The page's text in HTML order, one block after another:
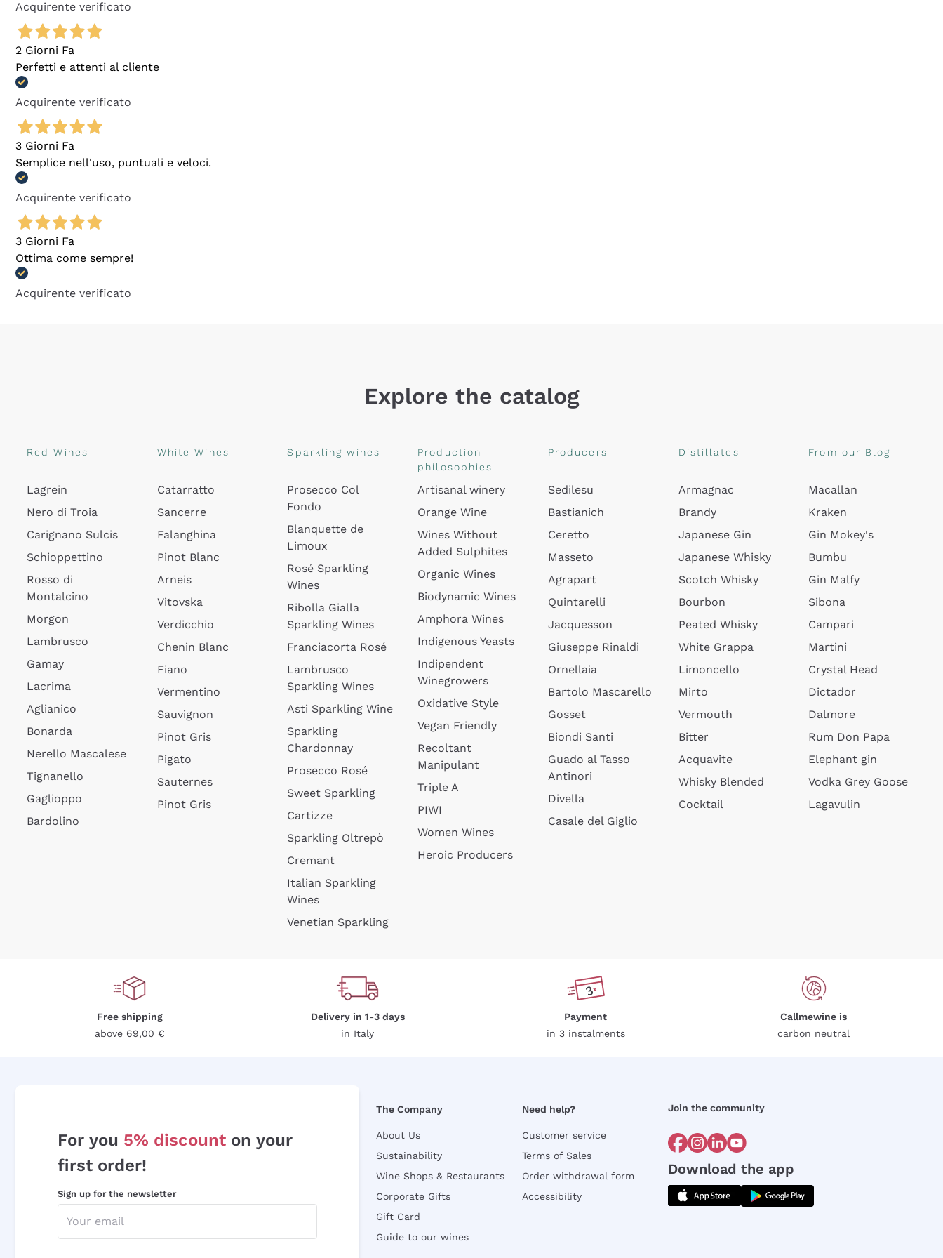
Acquirente verificato
2 Giorni Fa
Perfetti e attenti al cliente
Acquirente verificato
3 Giorni Fa
Semplice nell'uso, puntuali e veloci.
Acquirente verificato
3 Giorni Fa
Ottima come sempre!
Acquirente verificato
Explore the catalog
Red Wines
Lagrein
Nero di Troia
Carignano Sulcis
Schioppettino
Rosso di
Montalcino
Morgon
Lambrusco
Gamay
Lacrima
Aglianico
Bonarda
Nerello Mascalese
Tignanello
Gaglioppo
Bardolino
White Wines
Catarratto
Sancerre
Falanghina
Pinot Blanc
Arneis
Vitovska
Verdicchio
Chenin Blanc
Fiano
Vermentino
Sauvignon
Pinot Gris
Pigato
Sauternes
Pinot Gris
Sparkling wines
Prosecco Col
Fondo
Blanquette de
Limoux
Rosé Sparkling
Wines
Ribolla Gialla
Sparkling Wines
Franciacorta Rosé
Lambrusco
Sparkling Wines
Asti Sparkling Wine
Sparkling
Chardonnay
Prosecco Rosé
Sweet Sparkling
Cartizze
Sparkling Oltrepò
Cremant
Italian Sparkling
Wines
Venetian Sparkling
Production
philosophies
Artisanal winery
Orange Wine
Wines Without
Added Sulphites
Organic Wines
Biodynamic Wines
Amphora Wines
Indigenous Yeasts
Indipendent
Winegrowers
Oxidative Style
Vegan Friendly
Recoltant
Manipulant
Triple A
PIWI
Women Wines
Heroic Producers
Producers
Sedilesu
Bastianich
Ceretto
Masseto
Agrapart
Quintarelli
Jacquesson
Giuseppe Rinaldi
Ornellaia
Bartolo Mascarello
Gosset
Biondi Santi
Guado al Tasso
Antinori
Divella
Casale del Giglio
Distillates
Armagnac
Brandy
Japanese Gin
Japanese Whisky
Scotch Whisky
Bourbon
Peated Whisky
White Grappa
Limoncello
Mirto
Vermouth
Bitter
Acquavite
Whisky Blended
Cocktail
From our Blog
Macallan
Kraken
Gin Mokey's
Bumbu
Gin Malfy
Sibona
Campari
Martini
Crystal Head
Dictador
Dalmore
Rum Don Papa
Elephant gin
Vodka Grey Goose
Lagavulin
Free shipping
above 69,00 €
Delivery in 1-3 days
in Italy
Payment
in 3 instalments
Callmewine is
carbon neutral
For you 5% discount on your
first order!
Sign up for the newsletter
The Company
About Us
Sustainability
Wine Shops & Restaurants
Corporate Gifts
Gift Card
Guide to our wines
Need help?
Customer service
Terms of Sales
Order withdrawal form
Accessibility
Join the community
Download the app